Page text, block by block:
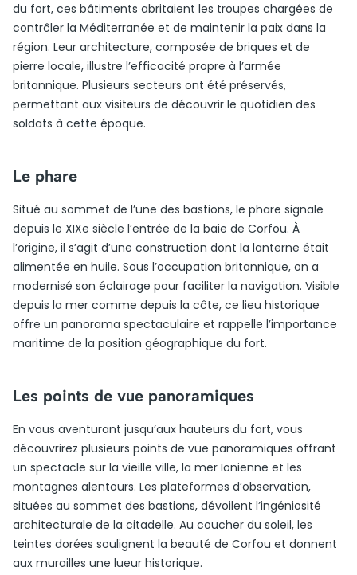
du fort, ces bâtiments abritaient les troupes chargées de
contrôler la Méditerranée et de maintenir la paix dans la
région. Leur architecture, composée de briques et de
pierre locale, illustre l’efficacité propre à l’armée
britannique. Plusieurs secteurs ont été préservés,
permettant aux visiteurs de découvrir le quotidien des
soldats à cette époque.
Le phare
Situé au sommet de l’une des bastions, le phare signale
depuis le XIXe siècle l’entrée de la baie de Corfou. À
l’origine, il s’agit d’une construction dont la lanterne était
alimentée en huile. Sous l’occupation britannique, on a
modernisé son éclairage pour faciliter la navigation. Visible
depuis la mer comme depuis la côte, ce lieu historique
offre un panorama spectaculaire et rappelle l’importance
maritime de la position géographique du fort.
Les points de vue panoramiques
En vous aventurant jusqu’aux hauteurs du fort, vous
découvrirez plusieurs points de vue panoramiques offrant
un spectacle sur la vieille ville, la mer Ionienne et les
montagnes alentours. Les plateformes d’observation,
situées au sommet des bastions, dévoilent l’ingéniosité
architecturale de la citadelle. Au coucher du soleil, les
teintes dorées soulignent la beauté de Corfou et donnent
aux murailles une lueur historique.